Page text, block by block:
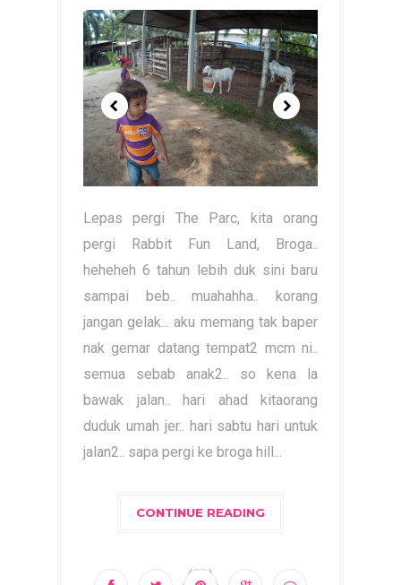
Lepas pergi The Parc, kita orang
pergi Rabbit Fun Land, Broga..
heheheh 6 tahun lebih duk sini baru
sampai beb.. muahahha.. korang
jangan gelak... aku memang tak baper
nak gemar datang tempat2 mcm ni..
semua sebab anak2.. so kena la
bawak jalan.. hari ahad kitaorang
duduk umah jer.. hari sabtu hari untuk
jalan2.. sapa pergi ke broga hill...
CONTINUE READING